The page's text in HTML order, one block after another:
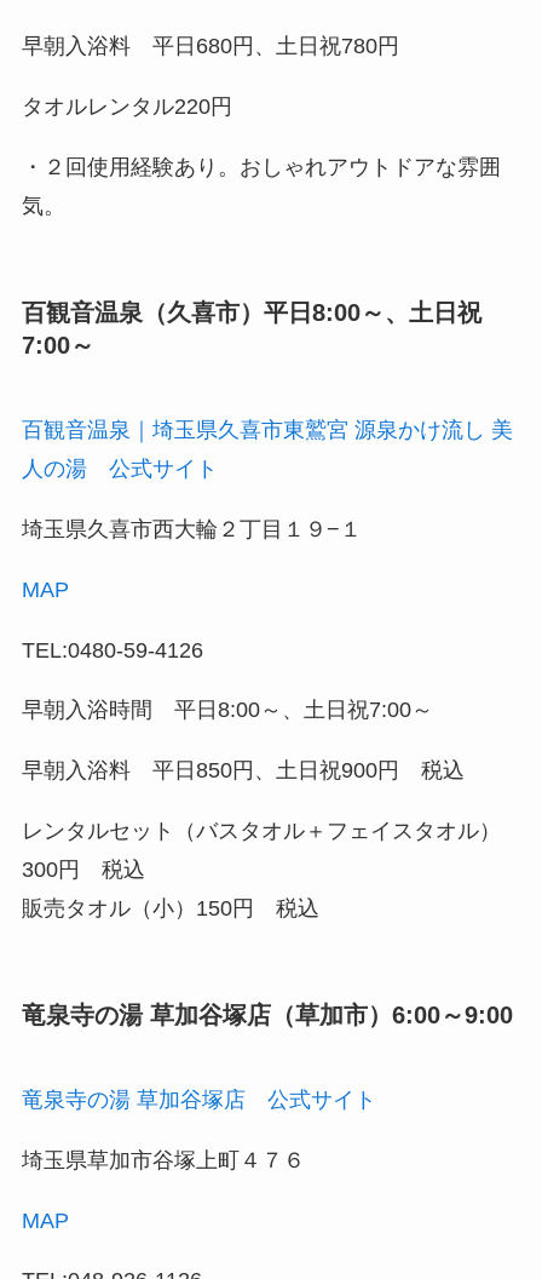
早朝入浴料 平日680円、土日祝780円
タオルレンタル220円
・２回使用経験あり。おしゃれアウトドアな雰囲
気。
百観音温泉（久喜市）平日8:00～、土日祝
7:00～
百観音温泉｜埼玉県久喜市東鷲宮 源泉かけ流し 美
人の湯 公式サイト
埼玉県久喜市西大輪２丁目１９−１
MAP
TEL:0480-59-4126
早朝入浴時間 平日8:00～、土日祝7:00～
早朝入浴料 平日850円、土日祝900円 税込
レンタルセット（バスタオル＋フェイスタオル）
300円 税込
販売タオル（小）150円 税込
竜泉寺の湯 草加谷塚店（草加市）6:00～9:00
竜泉寺の湯 草加谷塚店 公式サイト
埼玉県草加市谷塚上町４７６
MAP